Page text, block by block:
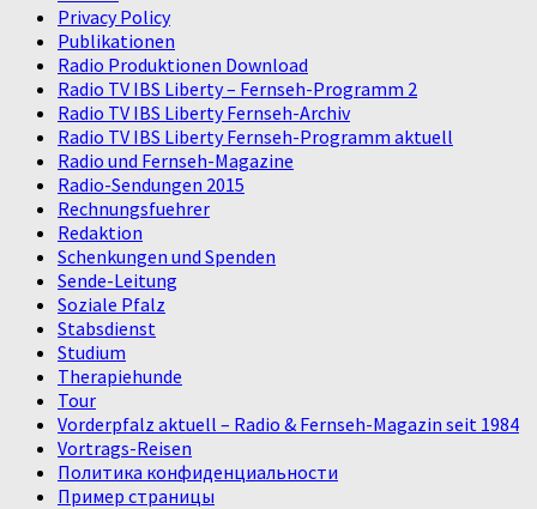
Privacy Policy
Publikationen
Radio Produktionen Download
Radio TV IBS Liberty – Fernseh-Programm 2
Radio TV IBS Liberty Fernseh-Archiv
Radio TV IBS Liberty Fernseh-Programm aktuell
Radio und Fernseh-Magazine
Radio-Sendungen 2015
Rechnungsfuehrer
Redaktion
Schenkungen und Spenden
Sende-Leitung
Soziale Pfalz
Stabsdienst
Studium
Therapiehunde
Tour
Vorderpfalz aktuell – Radio & Fernseh-Magazin seit 1984
Vortrags-Reisen
Политика конфиденциальности
Пример страницы